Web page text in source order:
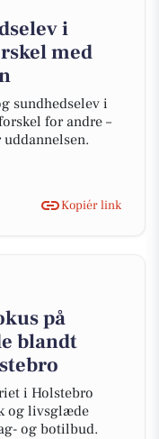
i
med
sundhedselev i
for andre –
Kopiér link
på
blandt
i Holstebro
og livsglæde
og botilbud.